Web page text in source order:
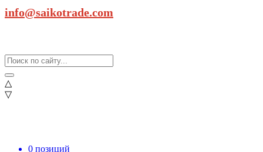
info@saikotrade.com
△
▽
0 позиций